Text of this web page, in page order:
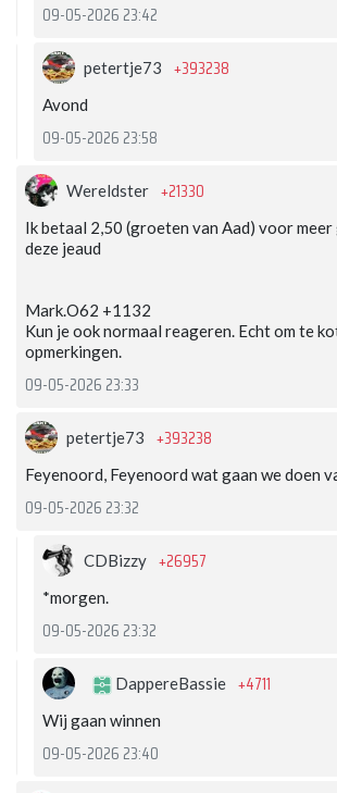
09-05-2026 23:42
petertje73 +393238
Avond
09-05-2026 23:58
Wereldster +21330
Ik betaal 2,50 (groeten van Aad) voor meer
deze jeaud
Mark.O62 +1132
Kun je ook normaal reageren. Echt om te
opmerkingen.
09-05-2026 23:33
petertje73 +393238
Feyenoord, Feyenoord wat gaan we doen
09-05-2026 23:32
CDBizzy +26957
*morgen.
09-05-2026 23:32
DappereBassie +4711
Wij gaan winnen
09-05-2026 23:40